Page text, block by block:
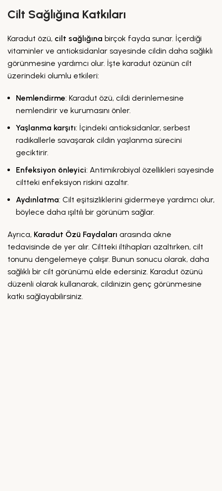
Cilt Sağlığına Katkıları
Karadut özü, cilt sağlığına birçok fayda sunar. İçerdiği
vitaminler ve antioksidanlar sayesinde cildin daha sağlıklı
görünmesine yardımcı olur. İşte karadut özünün cilt
üzerindeki olumlu etkileri:
Nemlendirme: Karadut özü, cildi derinlemesine
nemlendirir ve kurumasını önler.
Yaşlanma karşıtı: İçindeki antioksidanlar, serbest
radikallerle savaşarak cildin yaşlanma sürecini
geciktirir.
Enfeksiyon önleyici: Antimikrobiyal özellikleri sayesinde
ciltteki enfeksiyon riskini azaltır.
Aydınlatma: Cilt eşitsizliklerini gidermeye yardımcı olur,
böylece daha ışıltılı bir görünüm sağlar.
Ayrıca, Karadut Özü Faydaları arasında akne
tedavisinde de yer alır. Ciltteki iltihapları azaltırken, cilt
tonunu dengelemeye çalışır. Bunun sonucu olarak, daha
sağlıklı bir cilt görünümü elde edersiniz. Karadut özünü
düzenli olarak kullanarak, cildinizin genç görünmesine
katkı sağlayabilirsiniz.